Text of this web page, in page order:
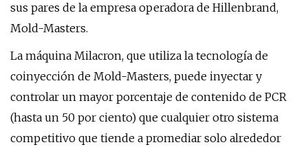
sus pares de la empresa operadora de Hillenbrand,
Mold-Masters.
La máquina Milacron, que utiliza la tecnología de
coinyección de Mold-Masters, puede inyectar y
controlar un mayor porcentaje de contenido de PCR
(hasta un 50 por ciento) que cualquier otro sistema
competitivo que tiende a promediar solo alrededor